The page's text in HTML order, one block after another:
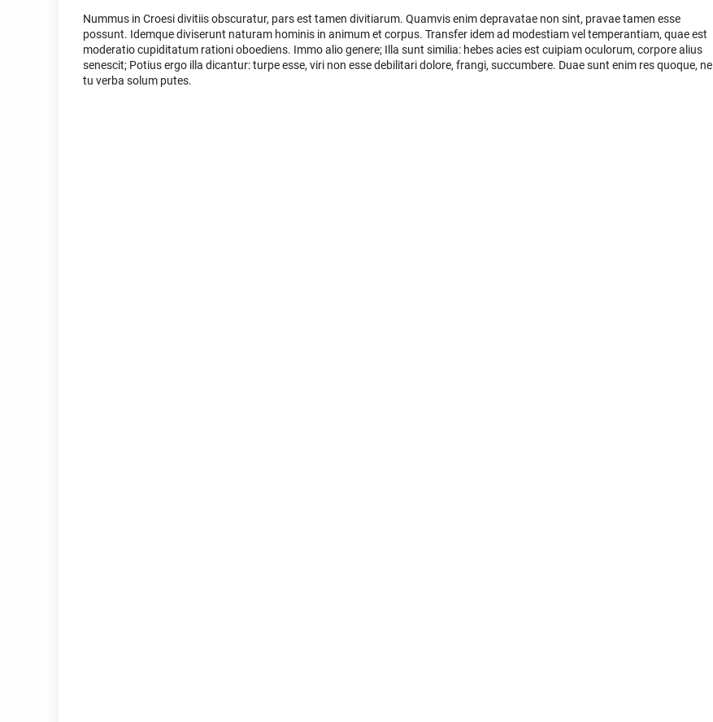
Nummus in Croesi divitiis obscuratur, pars est tamen divitiarum. Quamvis enim depravatae non sint, pravae tamen esse
possunt. Idemque diviserunt naturam hominis in animum et corpus. Transfer idem ad modestiam vel temperantiam, quae est
moderatio cupiditatum rationi oboediens. Immo alio genere; Illa sunt similia: hebes acies est cuipiam oculorum, corpore alius
senescit; Potius ergo illa dicantur: turpe esse, viri non esse debilitari dolore, frangi, succumbere. Duae sunt enim res quoque, ne
tu verba solum putes.